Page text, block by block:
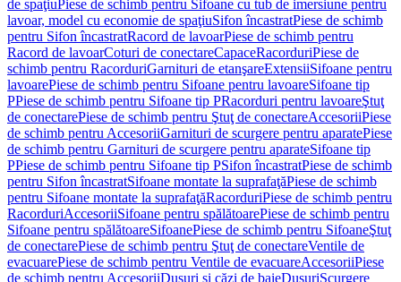
de spaţiuPiese de schimb pentru Sifoane cu tub de imersiune pentru
lavoar, model cu economie de spaţiuSifon încastratPiese de schimb
pentru Sifon încastratRacord de lavoarPiese de schimb pentru
Racord de lavoarCoturi de conectareCapaceRacorduriPiese de
schimb pentru RacorduriGarnituri de etanşareExtensiiSifoane pentru
lavoarePiese de schimb pentru Sifoane pentru lavoareSifoane tip
PPiese de schimb pentru Sifoane tip PRacorduri pentru lavoareŞtuţ
de conectarePiese de schimb pentru Ştuţ de conectareAccesoriiPiese
de schimb pentru AccesoriiGarnituri de scurgere pentru aparatePiese
de schimb pentru Garnituri de scurgere pentru aparateSifoane tip
PPiese de schimb pentru Sifoane tip PSifon încastratPiese de schimb
pentru Sifon încastratSifoane montate la suprafaţăPiese de schimb
pentru Sifoane montate la suprafaţăRacorduriPiese de schimb pentru
RacorduriAccesoriiSifoane pentru spălătoarePiese de schimb pentru
Sifoane pentru spălătoareSifoanePiese de schimb pentru SifoaneŞtuţ
de conectarePiese de schimb pentru Ştuţ de conectareVentile de
evacuarePiese de schimb pentru Ventile de evacuareAccesoriiPiese
de schimb pentru AccesoriiDuşuri şi căzi de baieDuşuriScurgere